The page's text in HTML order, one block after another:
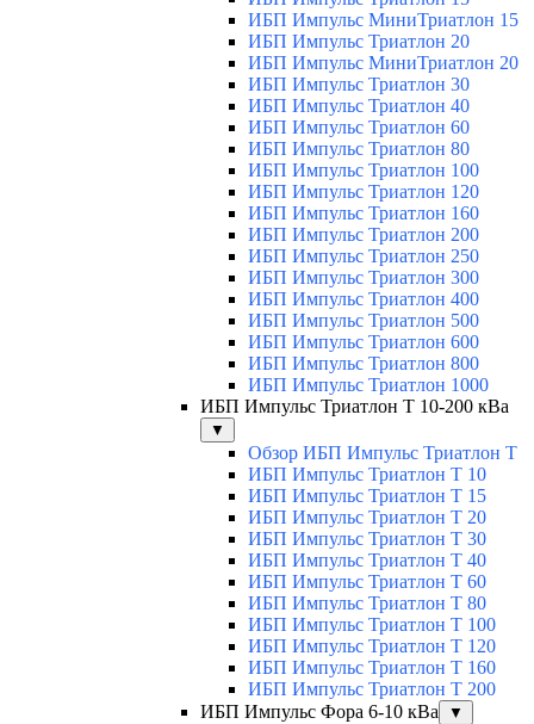
ИБП Импульс МиниТриатлон 15
ИБП Импульс Триатлон 20
ИБП Импульс МиниТриатлон 20
ИБП Импульс Триатлон 30
ИБП Импульс Триатлон 40
ИБП Импульс Триатлон 60
ИБП Импульс Триатлон 80
ИБП Импульс Триатлон 100
ИБП Импульс Триатлон 120
ИБП Импульс Триатлон 160
ИБП Импульс Триатлон 200
ИБП Импульс Триатлон 250
ИБП Импульс Триатлон 300
ИБП Импульс Триатлон 400
ИБП Импульс Триатлон 500
ИБП Импульс Триатлон 600
ИБП Импульс Триатлон 800
ИБП Импульс Триатлон 1000
ИБП Импульс Триатлон Т 10-200 кВа
▼
Обзор ИБП Импульс Триатлон Т
ИБП Импульс Триатлон Т 10
ИБП Импульс Триатлон Т 15
ИБП Импульс Триатлон Т 20
ИБП Импульс Триатлон Т 30
ИБП Импульс Триатлон Т 40
ИБП Импульс Триатлон Т 60
ИБП Импульс Триатлон Т 80
ИБП Импульс Триатлон Т 100
ИБП Импульс Триатлон Т 120
ИБП Импульс Триатлон Т 160
ИБП Импульс Триатлон Т 200
ИБП Импульс Фора 6-10 кВа
▼